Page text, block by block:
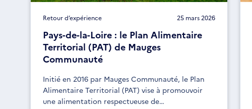
Retour d’expérience 25 mars 2026
Pays-de-la-Loire : le Plan Alimentaire
Territorial (PAT) de Mauges
Communauté
Initié en 2016 par Mauges Communauté, le Plan
Alimentaire Territorial (PAT) vise à promouvoir
une alimentation respectueuse de